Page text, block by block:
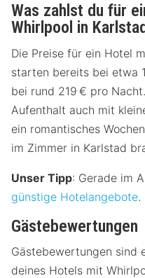
Was zahlst du für
Whirlpool in
Die Preise für ein Hotel
starten bereits bei etwa
bei rund 219 € pro
Aufenthalt auch mit
ein romantisches
im Zimmer in Karlstad
Unser Tipp: Gerade im
günstige Hotelangebote.
Gästebewertungen
Gästebewertungen sind
deines Hotels mit